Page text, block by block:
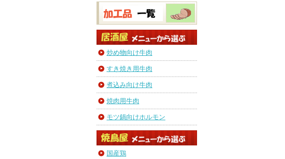
炒め物向け牛肉
すき焼き用牛肉
煮込み向け牛肉
焼肉用牛肉
モツ鍋向けホルモン
国産鶏